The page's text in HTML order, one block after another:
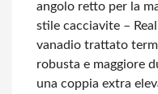
angolo retto per la
stile cacciavite –
vanadio trattato
robusta e maggiore
una coppia extra